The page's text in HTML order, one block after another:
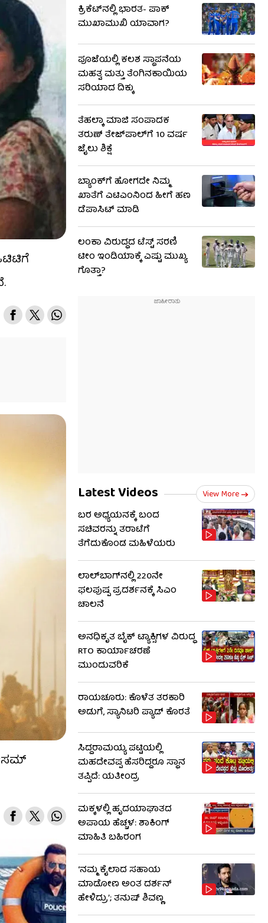
ಕ್ರಿಕೆಟ್‌ನಲ್ಲಿ ಭಾರತ- ಪಾಕ್
ಮುಖಾಮುಖಿ ಯಾವಾಗ?
ಪೂಜೆಯಲ್ಲಿ ಕಲಶ ಸ್ಥಾಪನೆಯ
ಮಹತ್ವ ಮತ್ತು ತೆಂಗಿನಕಾಯಿಯ
ಸರಿಯಾದ ದಿಕ್ಕು
ತೆಹಲ್ಕಾ ಮಾಜಿ ಸಂಪಾದಕ
ತರುಣ್ ತೇಜ್‌ಪಾಲ್‌ಗೆ 10 ವರ್ಷ
ಜೈಲು ಶಿಕ್ಷೆ
ಬ್ಯಾಂಕ್‌ಗೆ ಹೋಗದೇ ನಿಮ್ಮ
ಖಾತೆಗೆ ಎಟಿಎಂನಿಂದ ಹೀಗೆ ಹಣ
ಡೆಪಾಸಿಟ್ ಮಾಡಿ
ಲಂಕಾ ವಿರುದ್ಧದ ಟೆಸ್ಟ್ ಸರಣಿ
ಟೀಂ ಇಂಡಿಯಾಕ್ಕೆ ಎಷ್ಟು ಮುಖ್ಯ
ಗೊತ್ತಾ?
Latest Videos View More
ಬರ ಅಧ್ಯಯನಕ್ಕೆ ಬಂದ
ಸಚಿವರನ್ನು ತರಾಟೆಗೆ
ತೆಗೆದುಕೊಂಡ ಮಹಿಳೆಯರು
ಲಾಲ್‌ಬಾಗ್​​ನಲ್ಲಿ 220ನೇ
ಫಲಪುಷ್ಪ ಪ್ರದರ್ಶನಕ್ಕೆ ಸಿಎಂ
ಚಾಲನೆ
ಅನಧಿಕೃತ ಬೈಕ್ ಟ್ಯಾಕ್ಸಿಗಳ ವಿರುದ್ಧ
RTO ಕಾರ್ಯಾಚರಣೆ
ಮುಂದುವರಿಕೆ
ರಾಯಚೂರು: ಕೊಳೆತ ತರಕಾರಿ
ಅಡುಗೆ, ಸ್ಯಾನಿಟರಿ ಪ್ಯಾಡ್ ಕೊರತೆ
ಸಿದ್ದರಾಮಯ್ಯ ಪಟ್ಟಿಯಲ್ಲಿ
ಮಹದೇವಪ್ಪ ಹೆಸರಿದ್ದರೂ ಸ್ಥಾನ
ತಪ್ಪಿದೆ: ಯತೀಂದ್ರ
ಮಕ್ಕಳಲ್ಲಿ ಹೃದಯಾಘಾತದ
ಅಪಾಯ ಹೆಚ್ಚಳ: ಶಾಕಿಂಗ್​​
ಮಾಹಿತಿ ಬಹಿರಂಗ
‘ನಮ್ಮ ಕೈಲಾದ ಸಹಾಯ
ಮಾಡೋಣ ಅಂತ ದರ್ಶನ್
ಹೇಳಿದ್ರು’; ತನುಷ್ ಶಿವಣ್ಣ